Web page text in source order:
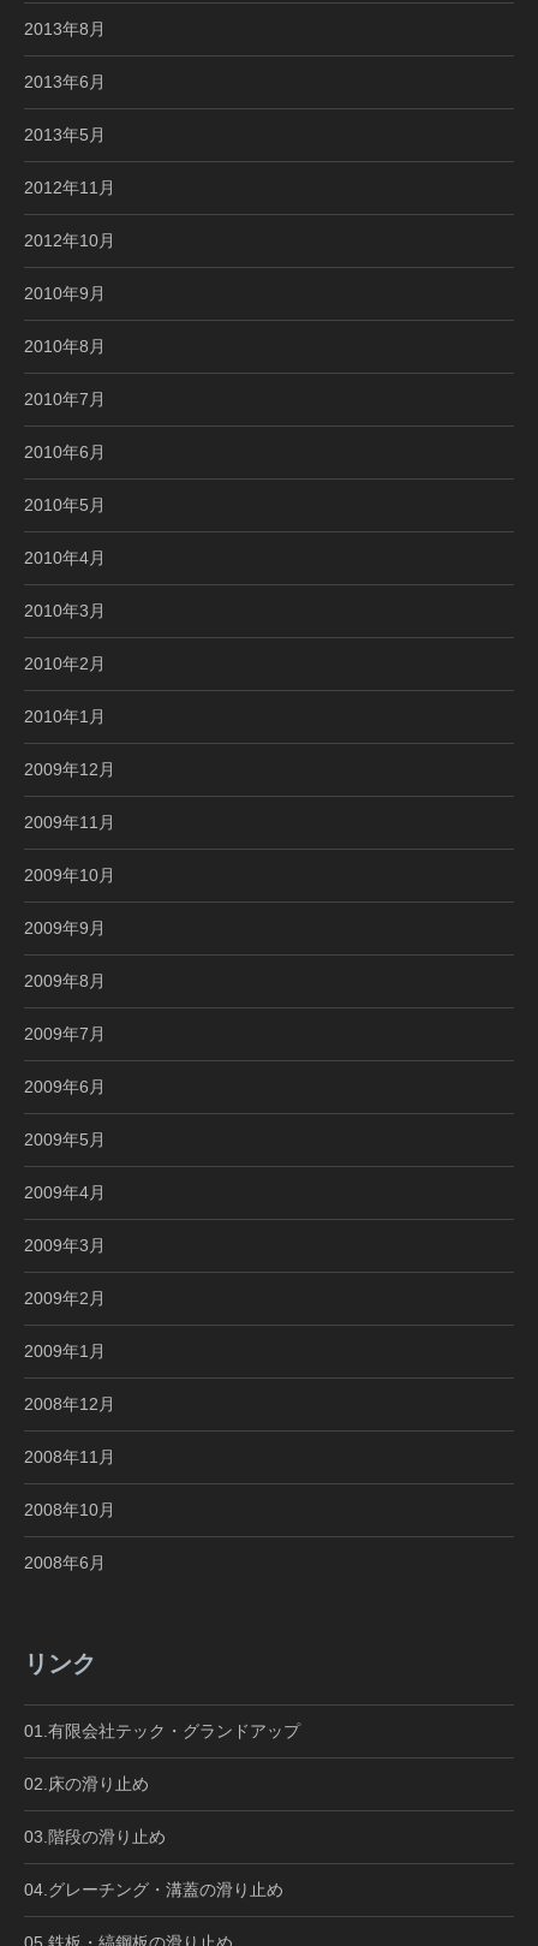
2013年8月
2013年6月
2013年5月
2012年11月
2012年10月
2010年9月
2010年8月
2010年7月
2010年6月
2010年5月
2010年4月
2010年3月
2010年2月
2010年1月
2009年12月
2009年11月
2009年10月
2009年9月
2009年8月
2009年7月
2009年6月
2009年5月
2009年4月
2009年3月
2009年2月
2009年1月
2008年12月
2008年11月
2008年10月
2008年6月
リンク
01.有限会社テック・グランドアップ
02.床の滑り止め
03.階段の滑り止め
04.グレーチング・溝蓋の滑り止め
05.鉄板・縞鋼板の滑り止め